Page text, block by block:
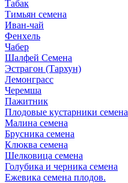
Табак
Тимьян семена
Иван-чай
Фенхель
Чабер
Шалфей Семена
Эстрагон (Тархун)
Лемонграсс
Черемша
Пажитник
Плодовые кустарники семена
Малина семена
Брусника семена
Клюква семена
Шелковица семена
Голубика и черника семена
Ежевика семена плодов.